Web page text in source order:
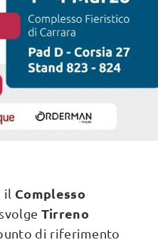
il Complesso
Tirreno
di riferimento